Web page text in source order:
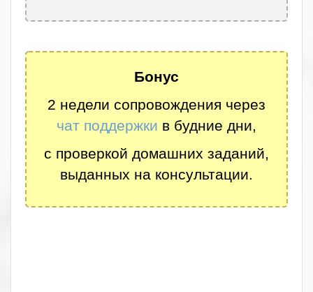
Бонус
2 недели сопровождения через
чат поддержки в будние дни,
с проверкой домашних заданий,
выданных на консультации.